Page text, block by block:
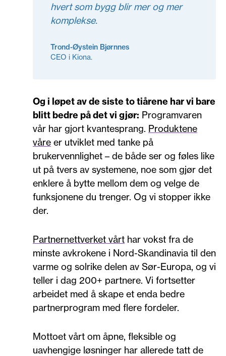
hvert som bygg blir mer og mer
komplekse.
Trond-Øystein Bjørnnes
CEO i Kiona.
Og i løpet av de siste to tiårene har vi bare
blitt bedre på det vi gjør: Programvaren
vår har gjort kvantesprang. Produktene
våre er utviklet med tanke på
brukervennlighet – de både ser og føles like
ut på tvers av systemene, noe som gjør det
enklere å bytte mellom dem og velge de
funksjonene du trenger. Og vi stopper ikke
der.
Partnernettverket vårt har vokst fra de
minste avkrokene i Nord-Skandinavia til den
varme og solrike delen av Sør-Europa, og vi
teller i dag 200+ partnere. Vi fortsetter
arbeidet med å skape et enda bedre
partnerprogram med flere fordeler.
Mottoet vårt om åpne, fleksible og
uavhengige løsninger har allerede tatt de